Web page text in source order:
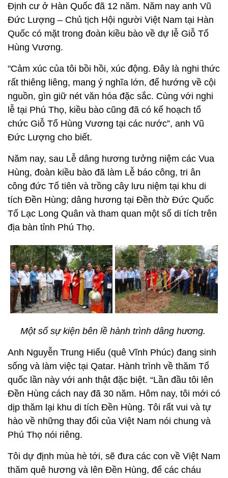
Định cư ở Hàn Quốc đã 12 năm. Năm nay anh Vũ
Đức Lượng – Chủ tịch Hội người Việt Nam tại Hàn
Quốc có mặt trong đoàn kiều bào về dự lễ Giỗ Tổ
Hùng Vương.
"Cảm xúc của tôi bồi hồi, xúc động. Đây là nghi thức
rất thiêng liêng, mang ý nghĩa lớn, để hướng về cội
nguồn, gìn giữ nét văn hóa đặc sắc. Cùng với nghi
lễ tại Phú Thọ, kiều bào cũng đã có kế hoạch tổ
chức Giỗ Tổ Hùng Vương tại các nước”, anh Vũ
Đức Lượng cho biết.
Năm nay, sau Lễ dâng hương tưởng niệm các Vua
Hùng, đoàn kiều bào đã làm Lễ báo công, tri ân
công đức Tổ tiên và trồng cây lưu niệm tại khu di
tích Đền Hùng; dâng hương tại Đền thờ Đức Quốc
Tổ Lạc Long Quân và tham quan một số di tích trên
địa bàn tỉnh Phú Thọ.
Một số sự kiện bên lề hành trình dâng hương.
Anh Nguyễn Trung Hiếu (quê Vĩnh Phúc) đang sinh
sống và làm việc tại Qatar. Hành trình về thăm Tổ
quốc lần này với anh thật đặc biệt. “Lần đầu tôi lên
Đền Hùng cách nay đã 30 năm. Hôm nay, tôi mới có
dịp thăm lại khu di tích Đền Hùng. Tôi rất vui và tự
hào về những thay đổi của Việt Nam nói chung và
Phú Thọ nói riêng.
Tôi dự định mùa hè tới, sẽ đưa các con về Việt Nam
thăm quê hương và lên Đền Hùng, để các cháu